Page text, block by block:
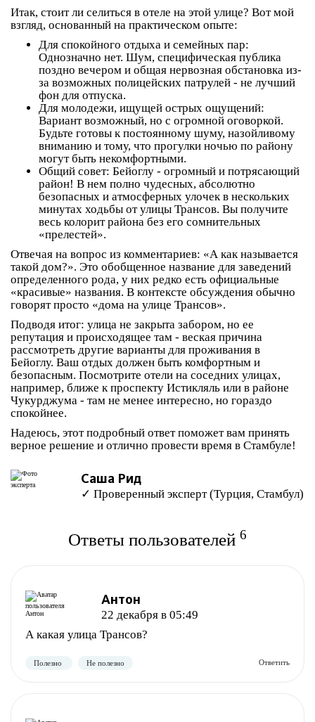
Итак, стоит ли селиться в отеле на этой улице? Вот мой
взгляд, основанный на практическом опыте:
Для спокойного отдыха и семейных пар:
Однозначно нет. Шум, специфическая публика
поздно вечером и общая нервозная обстановка из-
за возможных полицейских патрулей - не лучший
фон для отпуска.
Для молодежи, ищущей острых ощущений:
Вариант возможный, но с огромной оговоркой.
Будьте готовы к постоянному шуму, назойливому
вниманию и тому, что прогулки ночью по району
могут быть некомфортными.
Общий совет: Бейоглу - огромный и потрясающий
район! В нем полно чудесных, абсолютно
безопасных и атмосферных улочек в нескольких
минутах ходьбы от улицы Трансов. Вы получите
весь колорит района без его сомнительных
«прелестей».
Отвечая на вопрос из комментариев: «А как называется
такой дом?». Это обобщенное название для заведений
определенного рода, у них редко есть официальные
«красивые» названия. В контексте обсуждения обычно
говорят просто «дома на улице Трансов».
Подводя итог: улица не закрыта забором, но ее
репутация и происходящее там - веская причина
рассмотреть другие варианты для проживания в
Бейоглу. Ваш отдых должен быть комфортным и
безопасным. Посмотрите отели на соседних улицах,
например, ближе к проспекту Истикляль или в районе
Чукурджума - там не менее интересно, но гораздо
спокойнее.
Надеюсь, этот подробный ответ поможет вам принять
верное решение и отлично провести время в Стамбуле!
Саша Рид
✓ Проверенный эксперт (Турция, Стамбул)
Ответы пользователей 6
Антон
22 декабря в 05:49
А какая улица Трансов?